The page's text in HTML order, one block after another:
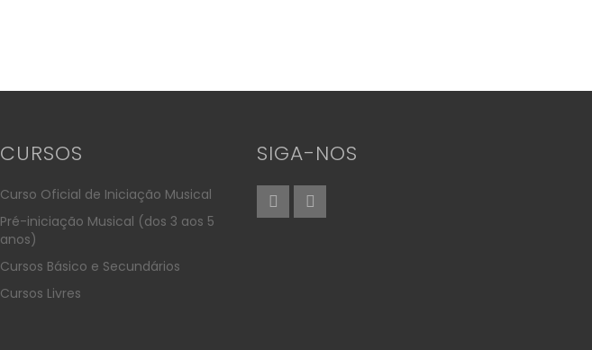
CURSOS
Curso Oficial de Iniciação Musical
Pré-iniciação Musical (dos 3 aos 5
anos)
Cursos Básico e Secundários
Cursos Livres
SIGA-NOS